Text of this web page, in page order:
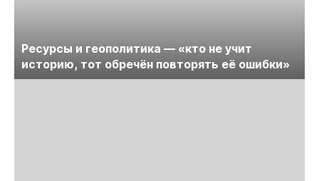
Ресурсы и геополитика — «кто не учит
историю, тот обречён повторять её ошибки»